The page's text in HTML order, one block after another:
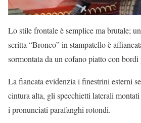
Lo stile frontale è semplice ma brutale;
scritta “Bronco” in stampatello è
sormontata da un cofano piatto con
La fiancata evidenzia i finestrini esterni
cintura alta, gli specchietti laterali
i pronunciati parafanghi rotondi.